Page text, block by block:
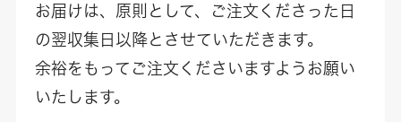
お届けは、原則として、ご注文くださった日
の翌収集日以降とさせていただきます。
余裕をもってご注文くださいますようお願い
いたします。